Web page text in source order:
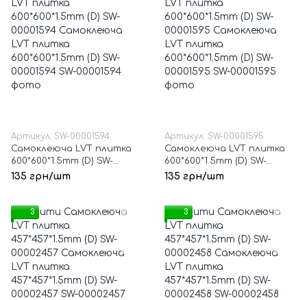
Артикул: SW-00001594
Самоклеюча LVT плитка
600*600*1.5mm (D) SW-
00001594
135 грн/шт
Артикул: SW-00001595
Самоклеюча LVT плитка
600*600*1.5mm (D) SW-
00001595
135 грн/шт
3 3